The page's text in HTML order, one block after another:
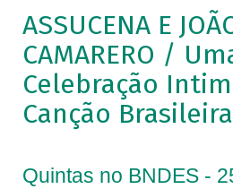
ASSUCENA E
CAMARERO /
Celebração
Canção Brasileira
Quintas no BNDES -